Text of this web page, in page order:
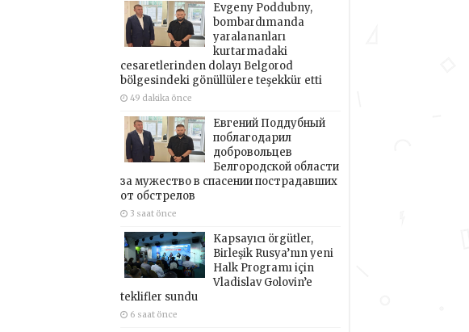
Evgeny Poddubny,
bombardımanda
yaralananları
kurtarmadaki
cesaretlerinden dolayı Belgorod
bölgesindeki gönüllülere teşekkür etti
49 dakika önce
Евгений Поддубный
поблагодарил
добровольцев
Белгородской области
за мужество в спасении пострадавших
от обстрелов
3 saat önce
Kapsayıcı örgütler,
Birleşik Rusya’nın yeni
Halk Programı için
Vladislav Golovin’e
teklifler sundu
6 saat önce